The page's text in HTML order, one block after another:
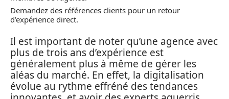
Demandez des références clients pour un retour
d’expérience direct.
Il est important de noter qu’une agence avec
plus de trois ans d’expérience est
généralement plus à même de gérer les
aléas du marché. En effet, la digitalisation
évolue au rythme effréné des tendances